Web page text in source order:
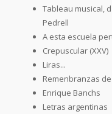
Tableau musical,
Pedrell
A esta escuela
Crepuscular (XXV)
Liras...
Remenbranzas
Enrique Banchs
Letras argentinas